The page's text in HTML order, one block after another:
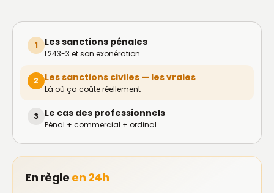
1 Les sanctions pénales
L243-3 et son exonération
2 Les sanctions civiles — les vraies
Là où ça coûte réellement
3 Le cas des professionnels
Pénal + commercial + ordinal
En règle en 24h